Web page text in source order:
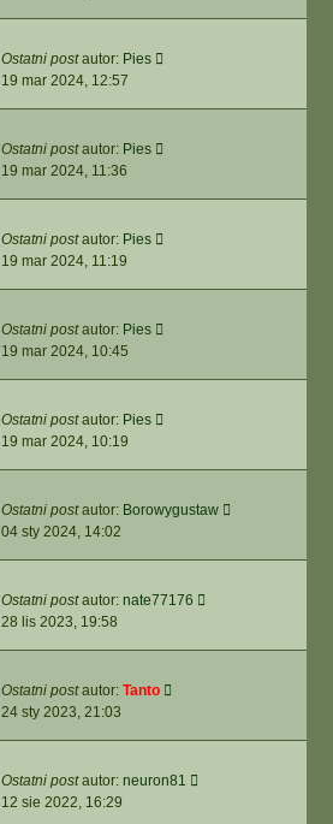
Ostatni postautor: Pies
19 mar 2024, 12:57
Ostatni postautor: Pies
19 mar 2024, 11:36
Ostatni postautor: Pies
19 mar 2024, 11:19
Ostatni postautor: Pies
19 mar 2024, 10:45
Ostatni postautor: Pies
19 mar 2024, 10:19
Ostatni postautor: Borowygustaw
04 sty 2024, 14:02
Ostatni postautor: nate77176
28 lis 2023, 19:58
Ostatni postautor: Tanto
24 sty 2023, 21:03
Ostatni postautor: neuron81
12 sie 2022, 16:29